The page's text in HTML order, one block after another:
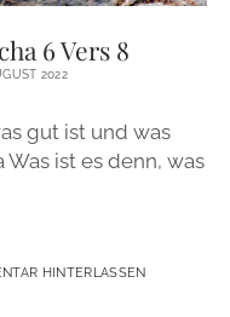
6 Vers 8
2022
gut ist und was
ist es denn, was
HINTERLASSEN